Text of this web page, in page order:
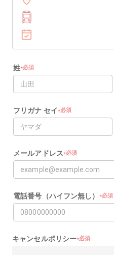
姓★必須
フリガナ セイ ★必須
メールアドレス★必須
電話番号（ハイフン無し） ★必須
キャンセルポリシー★必須